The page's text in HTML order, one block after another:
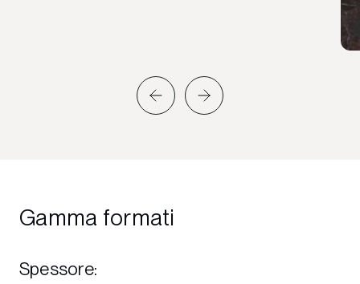
Gamma formati
Spessore: